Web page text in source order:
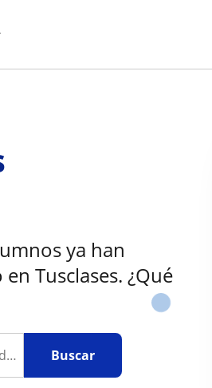
ya han
Tusclases. ¿Qué
Buscar